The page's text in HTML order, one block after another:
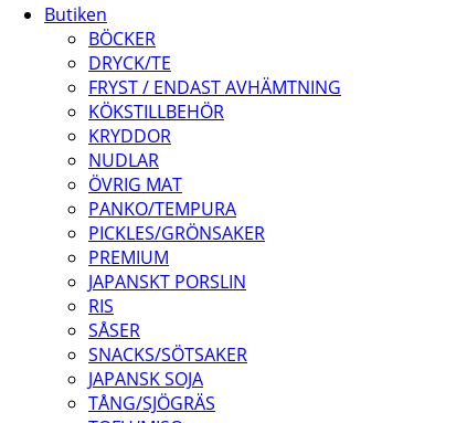
Butiken
BÖCKER
DRYCK/TE
FRYST / ENDAST AVHÄMTNING
KÖKSTILLBEHÖR
KRYDDOR
NUDLAR
ÖVRIG MAT
PANKO/TEMPURA
PICKLES/GRÖNSAKER
PREMIUM
JAPANSKT PORSLIN
RIS
SÅSER
SNACKS/SÖTSAKER
JAPANSK SOJA
TÅNG/SJÖGRÄS